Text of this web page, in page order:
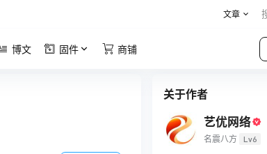
文章
博文 固件 商铺
关于作者
艺优网络
名震八方 Lv6